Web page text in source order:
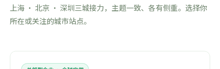
上海 · 北京 · 深圳三城接力，主题一致、各有侧重。选择你
所在或关注的城市站点。